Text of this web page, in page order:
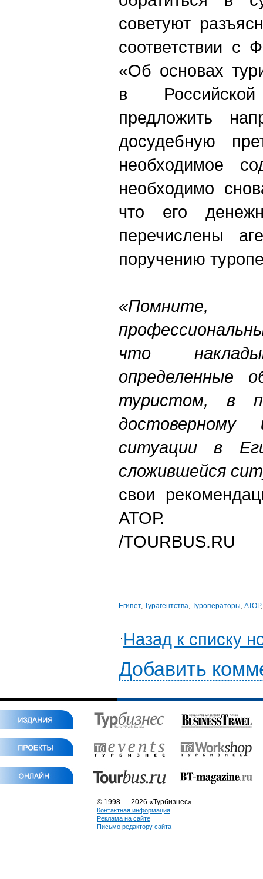
советуют
соответствии с
«Об основах
в
предложить
досудебную
необходимое
необходимо
что его
перечислены
поручению
что
определенные
туристом, в
достоверному
ситуации в
сложившейся
свои
АТОР.
/TOURBUS.RU
Египет, Турагентства, Туроператоры, АТОР
Назад к списку
Добавить
© 1998 — 2026 «Турбизнес»
Контактная информация
Реклама на сайте
Письмо редактору сайта